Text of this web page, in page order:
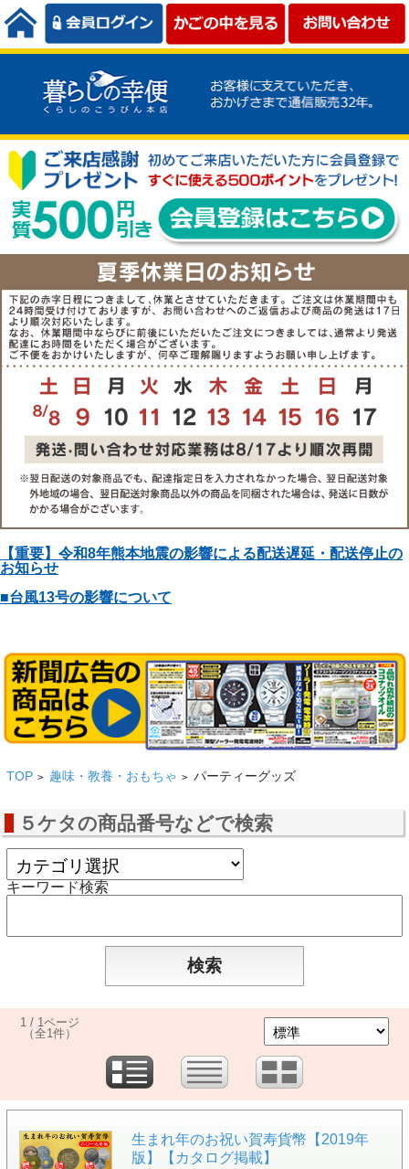
【重要】令和8年熊本地震の影響による配送遅延・配送停止の
お知らせ
■台風13号の影響について
TOP > 趣味・教養・おもちゃ > パーティーグッズ
５ケタの商品番号などで検索
キーワード検索
1 / 1ページ
（全1件）
生まれ年のお祝い賀寿貨幣【2019年
版】【カタログ掲載】